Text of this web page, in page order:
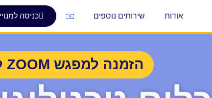
אודות שירותים נוספים כניסה
הזמנה למפגש ZOOM ללא עלות